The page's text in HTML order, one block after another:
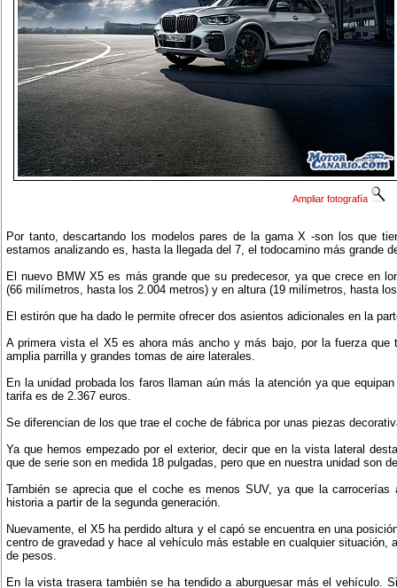
Ampliar fotografía
Por tanto, descartando los modelos pares de la gama X -son los que
estamos analizando es, hasta la llegada del 7, el todocamino más grande
El nuevo BMW X5 es más grande que su predecesor, ya que crece en
(66 milímetros, hasta los 2.004 metros) y en altura (19 milímetros, hasta
El estirón que ha dado le permite ofrecer dos asientos adicionales en la
A primera vista el X5 es ahora más ancho y más bajo, por la fuerza que
amplia parrilla y grandes tomas de aire laterales.
En la unidad probada los faros llaman aún más la atención ya que
tarifa es de 2.367 euros.
Se diferencian de los que trae el coche de fábrica por unas piezas
Ya que hemos empezado por el exterior, decir que en la vista lateral
que de serie son en medida 18 pulgadas, pero que en nuestra unidad son
También se aprecia que el coche es menos SUV, ya que la carrocerías
historia a partir de la segunda generación.
Nuevamente, el X5 ha perdido altura y el capó se encuentra en una
centro de gravedad y hace al vehículo más estable en cualquier situación,
de pesos.
En la vista trasera también se ha tendido a aburguesar más el vehículo.